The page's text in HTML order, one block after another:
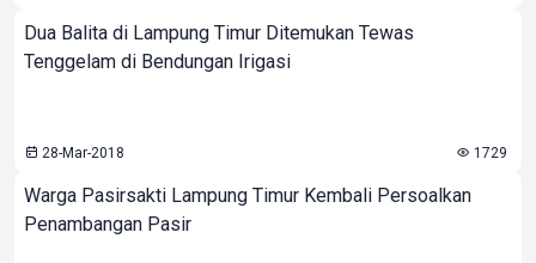
Dua Balita di Lampung Timur Ditemukan Tewas
Tenggelam di Bendungan Irigasi
28-Mar-2018 1729
Warga Pasirsakti Lampung Timur Kembali Persoalkan
Penambangan Pasir